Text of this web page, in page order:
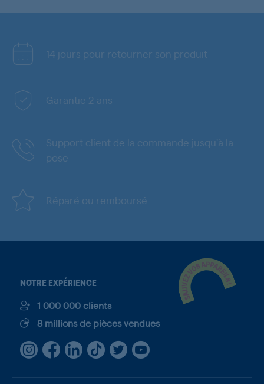
14 jours pour retourner son produit
Garantie 2 ans
Support client de la commande jusqu'à la
pose
Réparé ou remboursé
NOTRE EXPÉRIENCE
1 000 000 clients
8 millions de pièces vendues